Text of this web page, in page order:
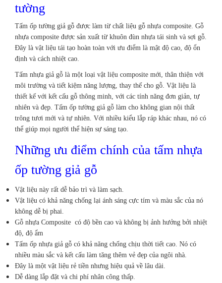
tường
Tấm ốp tường giả gỗ được làm từ chất liệu gỗ nhựa composite. Gỗ
nhựa composite được sản xuất từ ​​khuôn đùn nhựa tái sinh và sợi gỗ.
Đây là vật liệu tái tạo hoàn toàn với ưu điểm là mật độ cao, độ ổn
định và cách nhiệt cao.
Tấm nhựa giả gỗ là một loại vật liệu composite mới, thân thiện với
môi trường và tiết kiệm năng lượng, thay thế cho gỗ. Vật liệu là
thiết kế với kết cấu gỗ thông minh, với các tính năng đơn giản, tự
nhiên và đẹp. Tấm ốp tường giả gỗ làm cho không gian nội thất
trông tươi mới và tự nhiên. Với nhiều kiểu lắp ráp khác nhau, nó có
thể giúp mọi người thể hiện sự sáng tạo.
Những ưu điểm chính của tấm nhựa
ốp tường giả gỗ
Vật liệu này rất dễ bảo trì và làm sạch.
Vật liệu có khả năng chống lại ánh sáng cực tím và màu sắc của nó
không dễ bị phai.
Gỗ nhựa Composite có độ bền cao và không bị ảnh hưởng bởi nhiệt
độ, độ ẩm
Tấm ốp nhựa giả gỗ có khả năng chống chịu thời tiết cao. Nó có
nhiều màu sắc và kết cấu làm tăng thêm vẻ đẹp của ngôi nhà.
Đây là một vật liệu rẻ tiền nhưng hiệu quả về lâu dài.
Dễ dàng lắp đặt và chi phí nhân công thấp.